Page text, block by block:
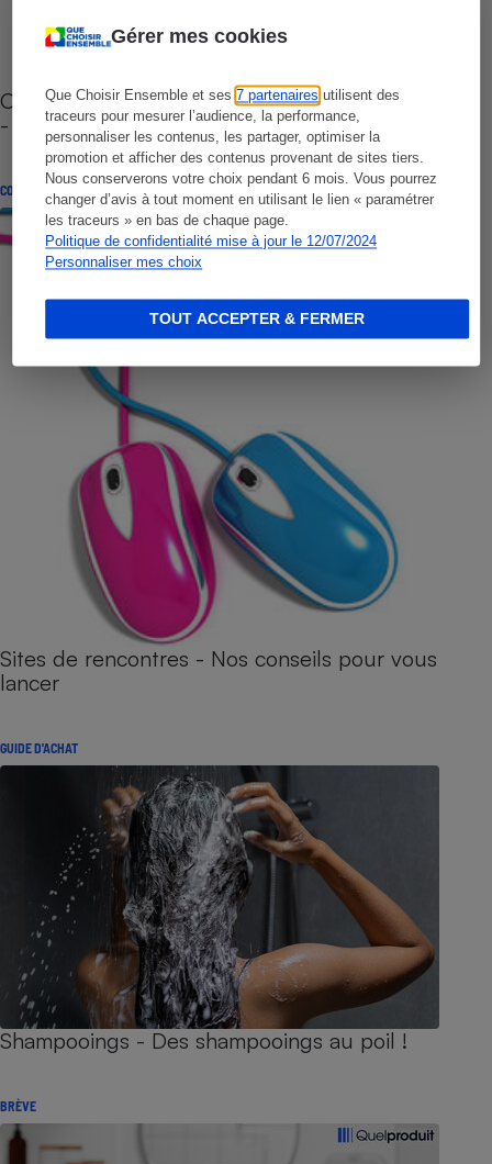
Gérer mes cookies
Que Choisir Ensemble et ses7 partenaires utilisent des
traceurs pour mesurer l’audience, la performance,
personnaliser les contenus, les partager, optimiser la
promotion et afficher des contenus provenant de sites tiers.
Nous conserverons votre choix pendant 6 mois. Vous pourrez
changer d’avis à tout moment en utilisant le lien « paramétrer
les traceurs » en bas de chaque page.
Politique de confidentialité mise à jour le 12/07/2024
Personnaliser mes choix
TOUT ACCEPTER & FERMER
Cafetière à capsules zéro déchet CoffeeB (vidéo)
- Premières impressions
CONSEILS
Sites de rencontres - Nos conseils pour vous
lancer
GUIDE D'ACHAT
Shampooings - Des shampooings au poil !
BRÈVE